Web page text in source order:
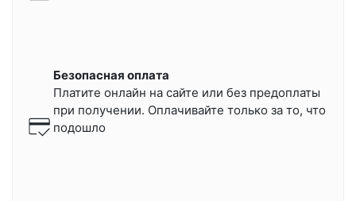
Безопасная оплата
Платите онлайн на сайте или без предоплаты
при получении. Оплачивайте только за то, что
подошло